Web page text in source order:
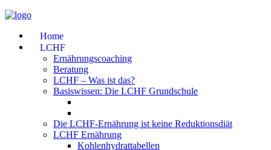
Home
LCHF
Ernährungscoaching
Beratung
LCHF – Was ist das?
Basiswissen: Die LCHF Grundschule
Die LCHF-Ernährung ist keine Reduktionsdiät
LCHF Ernährung
Kohlenhydrattabellen